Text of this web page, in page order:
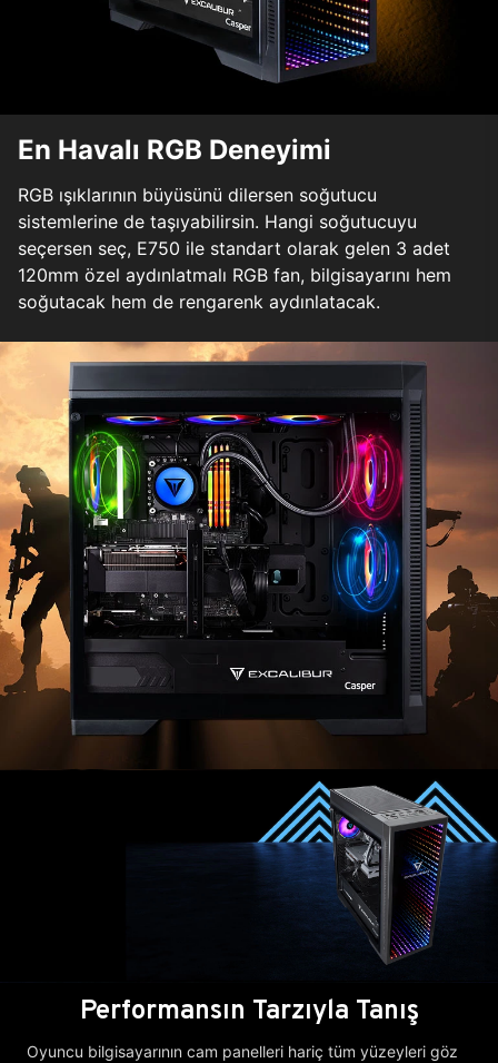
En Havalı RGB Deneyimi
RGB ışıklarının büyüsünü dilersen soğutucu
sistemlerine de taşıyabilirsin. Hangi soğutucuyu
seçersen seç, E750 ile standart olarak gelen 3 adet
120mm özel aydınlatmalı RGB fan, bilgisayarını hem
soğutacak hem de rengarenk aydınlatacak.
Performansın Tarzıyla Tanış
Oyuncu bilgisayarının cam panelleri hariç tüm yüzeyleri göz